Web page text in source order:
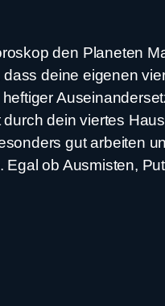
den Planeten
deine eigenen
dein viertes
gut arbeiten
ob Ausmisten,